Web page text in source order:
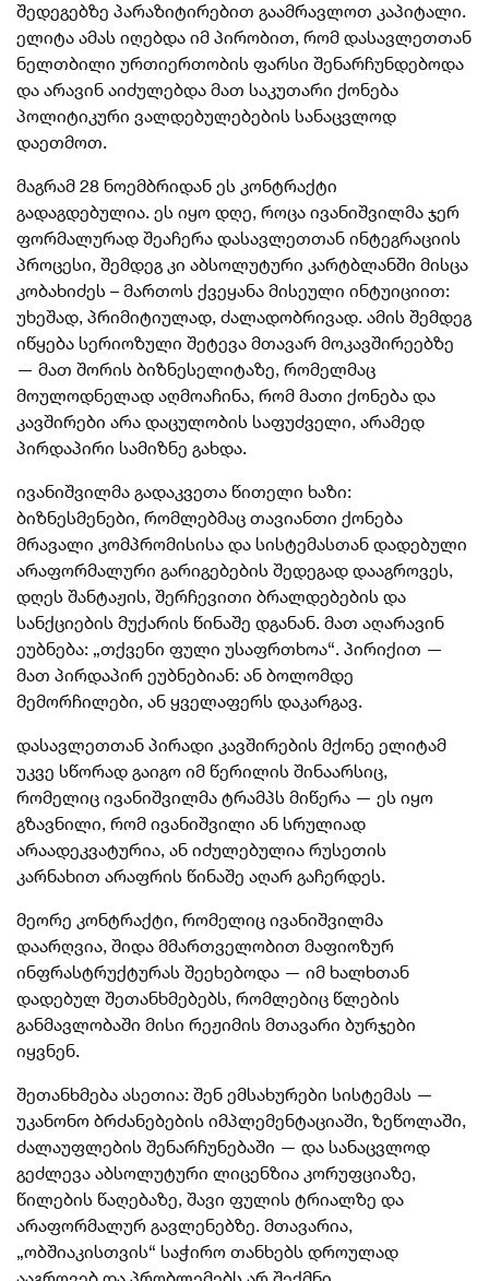
შედეგებზე პარაზიტირებით გაამრავლოთ კაპიტალი.
ელიტა ამას იღებდა იმ პირობით, რომ დასავლეთთან
ნელთბილი ურთიერთობის ფარსი შენარჩუნდებოდა
და არავინ აიძულებდა მათ საკუთარი ქონება
პოლიტიკური ვალდებულებების სანაცვლოდ
დაეთმოთ.
მაგრამ 28 ნოემბრიდან ეს კონტრაქტი
გადაგდებულია. ეს იყო დღე, როცა ივანიშვილმა ჯერ
ფორმალურად შეაჩერა დასავლეთთან ინტეგრაციის
პროცესი, შემდეგ კი აბსოლუტური კარტბლანში მისცა
კობახიძეს – მართოს ქვეყანა მისეული ინტუიციით:
უხეშად, პრიმიტიულად, ძალადობრივად. ამის შემდეგ
იწყება სერიოზული შეტევა მთავარ მოკავშირეებზე
— მათ შორის ბიზნესელიტაზე, რომელმაც
მოულოდნელად აღმოაჩინა, რომ მათი ქონება და
კავშირები არა დაცულობის საფუძველი, არამედ
პირდაპირი სამიზნე გახდა.
ივანიშვილმა გადაკვეთა წითელი ხაზი:
ბიზნესმენები, რომლებმაც თავიანთი ქონება
მრავალი კომპრომისისა და სისტემასთან დადებული
არაფორმალური გარიგებების შედეგად დააგროვეს,
დღეს შანტაჟის, შერჩევითი ბრალდებების და
სანქციების მუქარის წინაშე დგანან. მათ აღარავინ
ეუბნება: „თქვენი ფული უსაფრთხოა“. პირიქით —
მათ პირდაპირ ეუბნებიან: ან ბოლომდე
მემორჩილები, ან ყველაფერს დაკარგავ.
დასავლეთთან პირადი კავშირების მქონე ელიტამ
უკვე სწორად გაიგო იმ წერილის შინაარსიც,
რომელიც ივანიშვილმა ტრამპს მიწერა — ეს იყო
გზავნილი, რომ ივანიშვილი ან სრულიად
არაადეკვატურია, ან იძულებულია რუსეთის
კარნახით არაფრის წინაშე აღარ გაჩერდეს.
მეორე კონტრაქტი, რომელიც ივანიშვილმა
დაარღვია, შიდა მმართველობით მაფიოზურ
ინფრასტრუქტურას შეეხებოდა — იმ ხალხთან
დადებულ შეთანხმებებს, რომლებიც წლების
განმავლობაში მისი რეჟიმის მთავარი ბურჯები
იყვნენ.
შეთანხმება ასეთია: შენ ემსახურები სისტემას —
უკანონო ბრძანებების იმპლემენტაციაში, ზეწოლაში,
ძალაუფლების შენარჩუნებაში — და სანაცვლოდ
გეძლევა აბსოლუტური ლიცენზია კორუფციაზე,
წილების წაღებაზე, შავი ფულის ტრიალზე და
არაფორმალურ გავლენებზე. მთავარია,
„ობშიაკისთვის“ საჭირო თანხებს დროულად